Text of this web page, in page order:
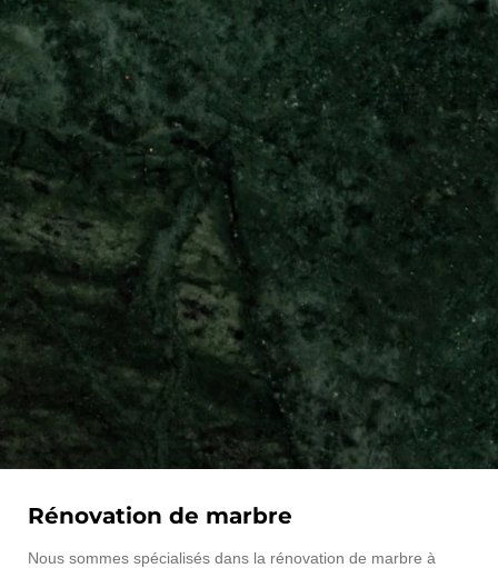
Rénovation de marbre
Nous sommes spécialisés dans la rénovation de marbre à